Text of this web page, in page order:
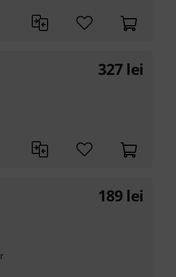
327 lei
189 lei